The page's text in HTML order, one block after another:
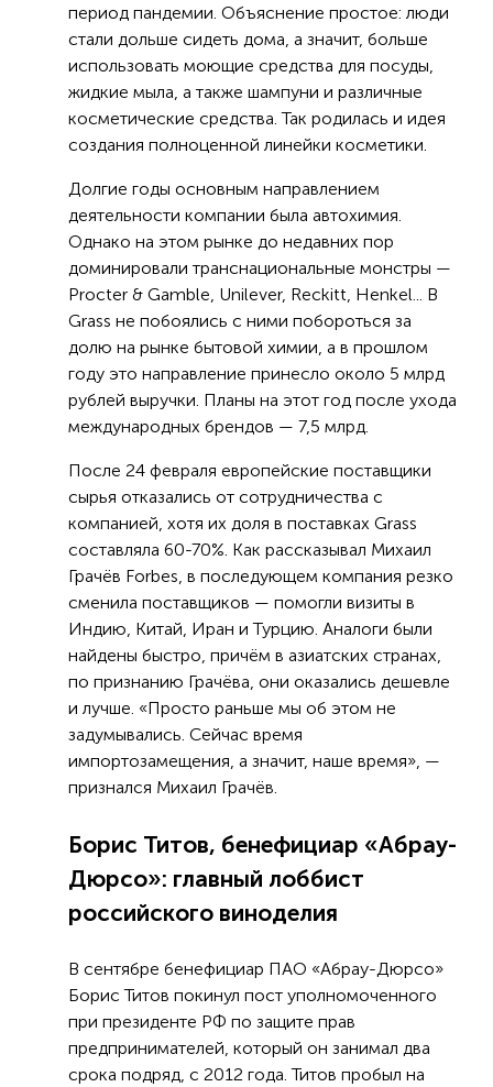
период пандемии. Объяснение простое: люди
стали дольше сидеть дома, а значит, больше
использовать моющие средства для посуды,
жидкие мыла, а также шампуни и различные
косметические средства. Так родилась и идея
создания полноценной линейки косметики.
Долгие годы основным направлением
деятельности компании была автохимия.
Однако на этом рынке до недавних пор
доминировали транснациональные монстры —
Procter & Gamble, Unilever, Reckitt, Henkel... В
Grass не побоялись с ними побороться за
долю на рынке бытовой химии, а в прошлом
году это направление принесло около 5 млрд
рублей выручки. Планы на этот год после ухода
международных брендов — 7,5 млрд.
После 24 февраля европейские поставщики
сырья отказались от сотрудничества с
компанией, хотя их доля в поставках Grass
составляла 60-70%. Как рассказывал Михаил
Грачёв Forbes, в последующем компания резко
сменила поставщиков — помогли визиты в
Индию, Китай, Иран и Турцию. Аналоги были
найдены быстро, причём в азиатских странах,
по признанию Грачёва, они оказались дешевле
и лучше. «Просто раньше мы об этом не
задумывались. Сейчас время
импортозамещения, а значит, наше время», —
признался Михаил Грачёв.
Борис Титов, бенефициар «Абрау-
Дюрсо»: главный лоббист
российского виноделия
В сентябре бенефициар ПАО «Абрау-Дюрсо»
Борис Титов покинул пост уполномоченного
при президенте РФ по защите прав
предпринимателей, который он занимал два
срока подряд, с 2012 года. Титов пробыл на